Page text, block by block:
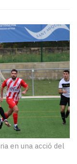
en una acció del